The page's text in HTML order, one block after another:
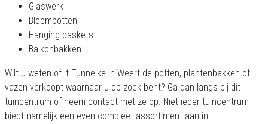
Glaswerk
Bloempotten
Hanging baskets
Balkonbakken
Wilt u weten of 't Tunnelke in Weert de potten, plantenbakken of
vazen verkoopt waarnaar u op zoek bent? Ga dan langs bij dit
tuincentrum of neem contact met ze op. Niet ieder tuincentrum
biedt namelijk een even compleet assortiment aan in